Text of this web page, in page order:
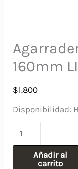
160mm
$1.800
Disponibilidad:
Agarradera
INOX
Añadir al
carrito